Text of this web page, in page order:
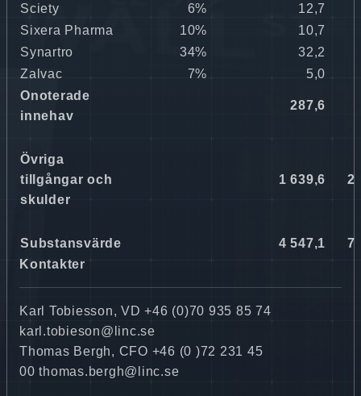
Sciety
6% 12,7
Sixera Pharma
10% 10,7
Synartro
34% 32,2
Zalvac
7% 5,0
Onoterade
innehav
287,6
Övriga
tillgångar och
skulder
1 639,6
Substansvärde 4 547,1
Kontakter
Karl Tobiesson, VD +46 (0)70 935 85 74
karl.tobieson@linc.se
Thomas Bergh, CFO +46 (0 )72 231 45
00 thomas.bergh@linc.se